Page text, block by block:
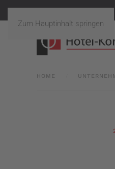
Zum Hauptinhalt springen
HOME